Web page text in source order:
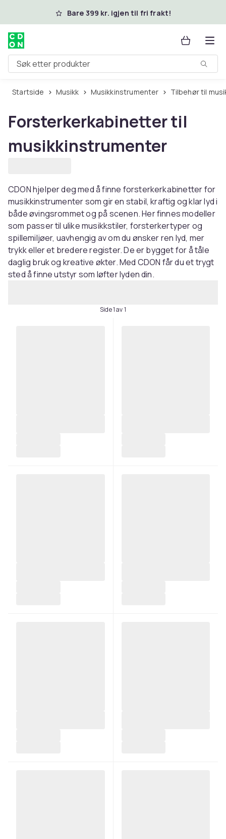
Hopp til hovedinnholdBare 399 kr. igjen til fri frakt!
Søk etter produkter
Startside Musikk Musikkinstrumenter Tilbehør til
Forsterkerkabinetter til
musikkinstrumenter
CDON hjelper deg med å finne forsterkerkabinetter for
musikkinstrumenter som gir en stabil, kraftig og klar lyd i
både øvingsrommet og på scenen. Her finnes modeller
som passer til ulike musikkstiler, forsterkertyper og
spillemiljøer, uavhengig av om du ønsker ren lyd, mer
trykk eller et bredere register. De er bygget for å tåle
daglig bruk og kreative økter. Med CDON får du et trygt
sted å finne utstyr som løfter lyden din.
Side 1 av 1